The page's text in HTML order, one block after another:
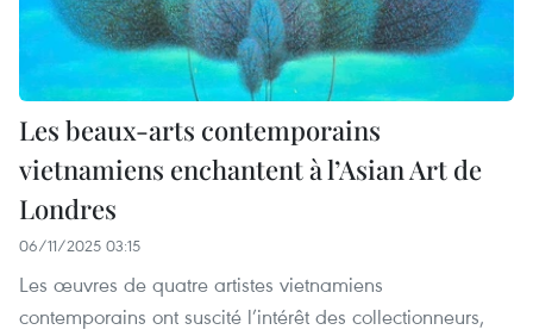
Les beaux-arts contemporains
vietnamiens enchantent à l’Asian Art de
Londres
06/11/2025 03:15
Les œuvres de quatre artistes vietnamiens
contemporains ont suscité l’intérêt des collectionneurs,